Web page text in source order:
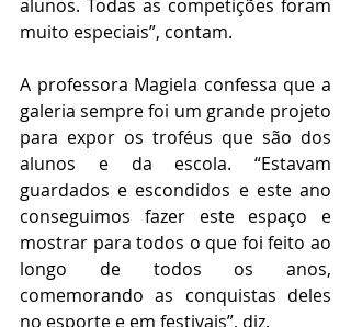
alunos. Todas as competições foram
muito especiais”, contam.
A professora Magiela confessa que a
galeria sempre foi um grande projeto
para expor os troféus que são dos
alunos e da escola. “Estavam
guardados e escondidos e este ano
conseguimos fazer este espaço e
mostrar para todos o que foi feito ao
longo de todos os anos,
comemorando as conquistas deles
no esporte e em festivais”, diz.